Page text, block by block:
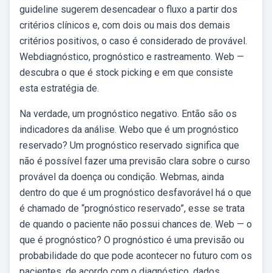
guideline sugerem desencadear o fluxo a partir dos
critérios clínicos e, com dois ou mais dos demais
critérios positivos, o caso é considerado de provável.
Webdiagnóstico, prognóstico e rastreamento. Web —
descubra o que é stock picking e em que consiste
esta estratégia de.
Na verdade, um prognóstico negativo. Então são os
indicadores da análise. Webo que é um prognóstico
reservado? Um prognóstico reservado significa que
não é possível fazer uma previsão clara sobre o curso
provável da doença ou condição. Webmas, ainda
dentro do que é um prognóstico desfavorável há o que
é chamado de “prognóstico reservado”, esse se trata
de quando o paciente não possui chances de. Web — o
que é prognóstico? O prognóstico é uma previsão ou
probabilidade do que pode acontecer no futuro com os